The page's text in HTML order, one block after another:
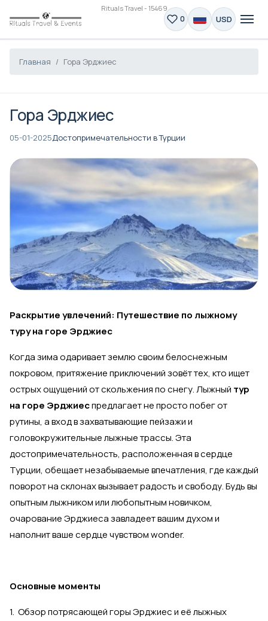
Rituals Travel - 15469
0 USD
Главная Гора Эрджиес
Гора Эрджиес
05-01-2025Достопримечательности в Турции
Раскрытие увлечений: Путешествие по лыжному
туру на горе Эрджиес
Когда зима одаривает землю своим белоснежным
покровом, притяжение приключений зовёт тех, кто ищет
острых ощущений от скольжения по снегу. Лыжный тур
на горе Эрджиеспредлагает не просто побег от
рутины, а вход в захватывающие пейзажи и
головокружительные лыжные трассы. Эта
достопримечательность, расположенная в сердце
Турции, обещает незабываемые впечатления, где каждый
поворот на склонах вызывает радость и свободу. Будь вы
опытным лыжником или любопытным новичком,
очарование Эрджиеса завладеет вашим духом и
наполнит ваше сердце чувством wonder.
Основные моменты
1. Обзор потрясающей горы Эрджиес и её лыжных